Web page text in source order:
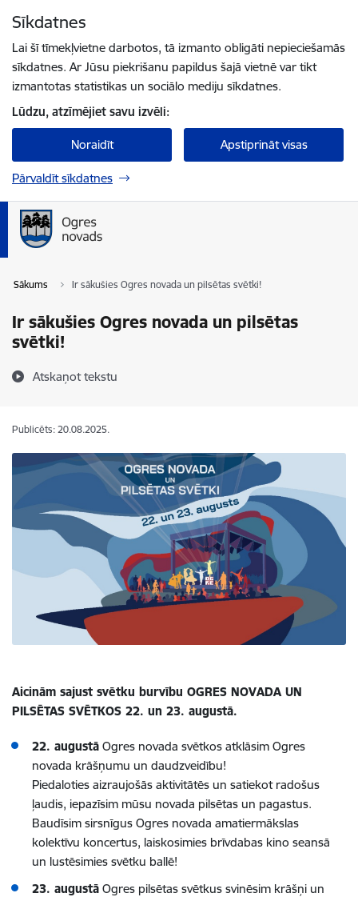
Sīkdatnes
Lai šī tīmekļvietne darbotos, tā izmanto obligāti nepieciešamās
sīkdatnes. Ar Jūsu piekrišanu papildus šajā vietnē var tikt
izmantotas statistikas un sociālo mediju sīkdatnes.
Lūdzu, atzīmējiet savu izvēli:
Noraidīt Apstiprināt visas
Pārvaldīt sīkdatnes
Sākums Ir sākušies Ogres novada un pilsētas svētki!
Ir sākušies Ogres novada un pilsētas
svētki!
Atskaņot tekstu
Publicēts: 20.08.2025.
Aicinām sajust svētku burvību OGRES NOVADA UN
PILSĒTAS SVĒTKOS 22. un 23. augustā.
22. augustā Ogres novada svētkos atklāsim Ogres
novada krāšņumu un daudzveidību!
Piedaloties aizraujošās aktivitātēs un satiekot radošus
ļaudis, iepazīsim mūsu novada pilsētas un pagastus.
Baudīsim sirsnīgus Ogres novada amatiermākslas
kolektīvu koncertus, laiskosimies brīvdabas kino seansā
un lustēsimies svētku ballē!
23. augustā Ogres pilsētas svētkus svinēsim krāšņi un